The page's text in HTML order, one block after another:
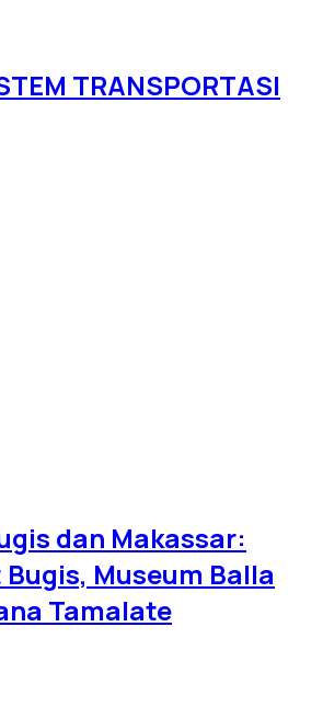
TRANSPORTASI
dan Makassar:
Museum Balla
Tamalate